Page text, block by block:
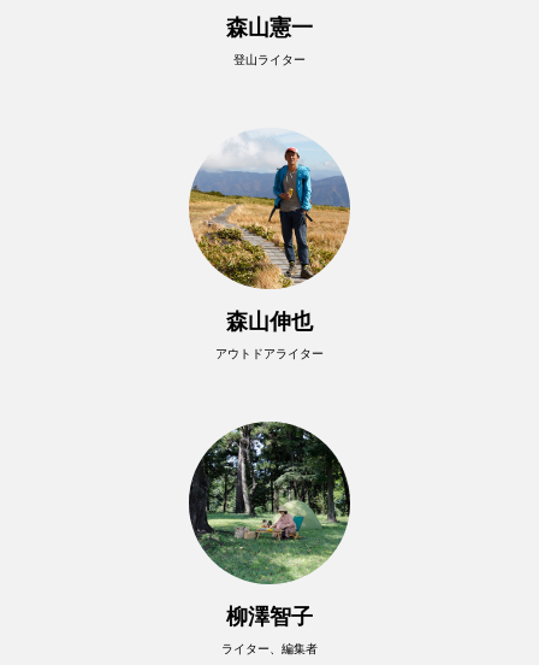
森山憲一
登山ライター
森山伸也
アウトドアライター
柳澤智子
ライター、編集者